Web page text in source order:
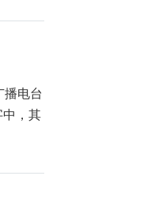
播电台
中，其